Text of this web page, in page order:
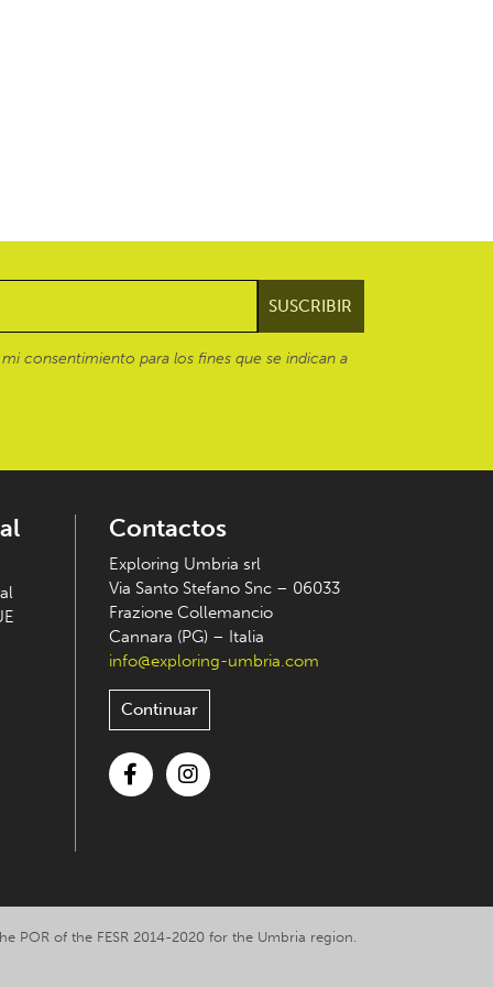
consentimiento para los fines que se indican a
Contactos
Exploring Umbria srl
Via Santo Stefano Snc – 06033
Frazione Collemancio
Cannara (PG) – Italia
info@exploring-umbria.com
Continuar
POR of the FESR 2014-2020 for the Umbria region.